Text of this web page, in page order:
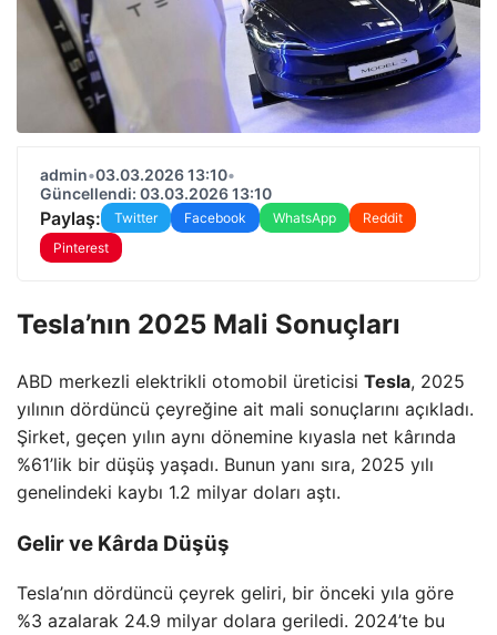
admin•03.03.2026 13:10•
Güncellendi: 03.03.2026 13:10
Paylaş: Twitter Facebook WhatsApp
Reddit
Pinterest
Tesla’nın 2025 Mali Sonuçları
ABD merkezli elektrikli otomobil üreticisi Tesla, 2025
yılının dördüncü çeyreğine ait mali sonuçlarını açıkladı.
Şirket, geçen yılın aynı dönemine kıyasla net kârında
%61’lik bir düşüş yaşadı. Bunun yanı sıra, 2025 yılı
genelindeki kaybı 1.2 milyar doları aştı.
Gelir ve Kârda Düşüş
Tesla’nın dördüncü çeyrek geliri, bir önceki yıla göre
%3 azalarak 24.9 milyar dolara geriledi. 2024’te bu